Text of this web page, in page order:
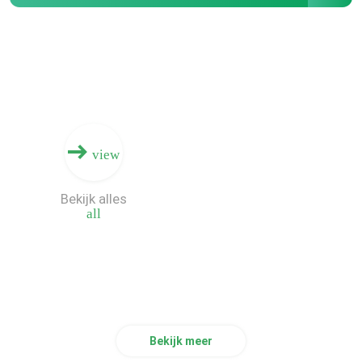
Digitale Inkjet-Drukmachine
Enige Pas Golfprinter
view
all
Bekijk alles
Bekijk meer